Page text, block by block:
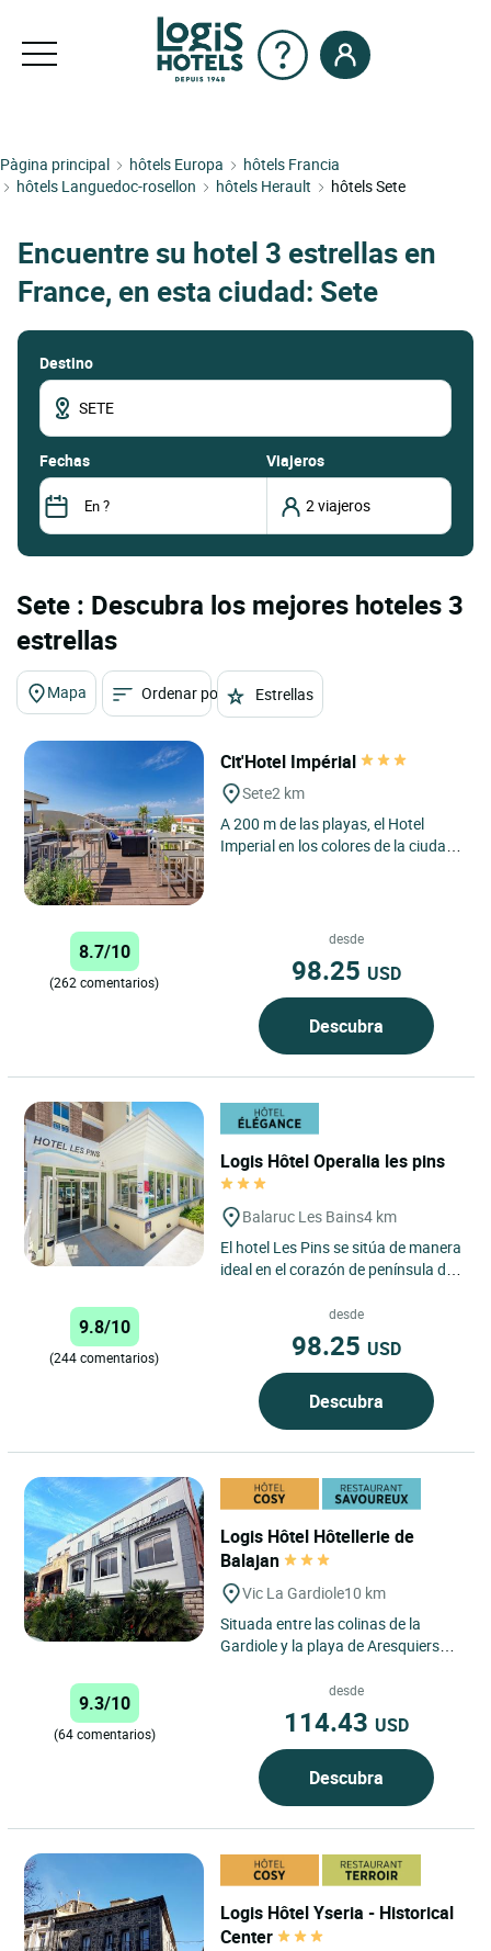
Pàgina principal hôtels Europa
hôtels Francia
hôtels Languedoc-rosellon
hôtels Herault hôtels Sete
Encuentre su hotel 3 estrellas en
France, en esta ciudad: Sete
Destino
fechas Viajeros
Sete : Descubra los mejores hoteles 3
estrellas
Mapa Ordenar por Estrellas
Cit'Hotel Impérial
Sete2 km
A 200 m de las playas, el Hotel
Imperial en los colores de la ciudad
8.7/10
(262 comentarios)
desde
98.25 USD
Descubra
Logis Hôtel Operalia les pins
Balaruc Les Bains4 km
El hotel Les Pins se sitúa de manera
ideal en el corazón de península de
termal de Francia,...
9.8/10
(244 comentarios)
desde
98.25 USD
Descubra
Logis Hôtel Hôtellerie de
Balajan
Vic La Gardiole10 km
Situada entre las colinas de la
Gardiole y la playa de Aresquiers
Barajan” se sitúa...
9.3/10
(64 comentarios)
desde
114.43 USD
Descubra
Logis Hôtel Yseria - Historical
Center